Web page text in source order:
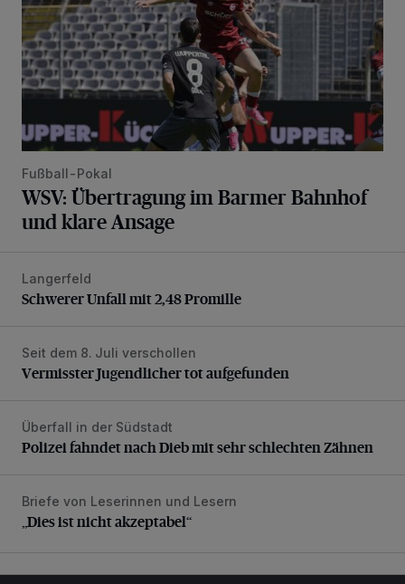
Fußball-Pokal
WSV: Übertragung im Barmer Bahnhof
und klare Ansage
Schwerer Unfall mit 2,48 Promille
Langerfeld
Schwerer Unfall mit 2,48 Promille
Vermisster Jugendlicher tot aufgefunden
Seit dem 8. Juli verschollen
Vermisster Jugendlicher tot aufgefunden
Polizei fahndet nach Dieb mit sehr schlechten Zähnen
Überfall in der Südstadt
Polizei fahndet nach Dieb mit sehr schlechten Zähnen
„Dies ist nicht akzeptabel“
Briefe von Leserinnen und Lesern
„Dies ist nicht akzeptabel“